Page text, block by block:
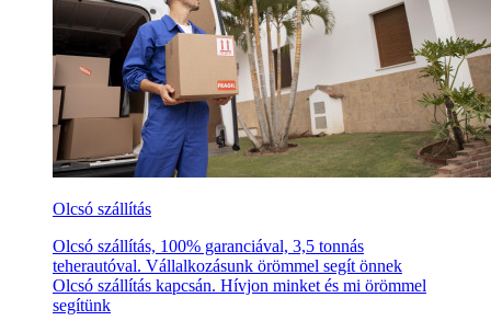
Olcsó szállítás
Olcsó szállítás, 100% garanciával, 3,5 tonnás
teherautóval. Vállalkozásunk örömmel segít önnek
Olcsó szállítás kapcsán. Hívjon minket és mi örömmel
segítünk